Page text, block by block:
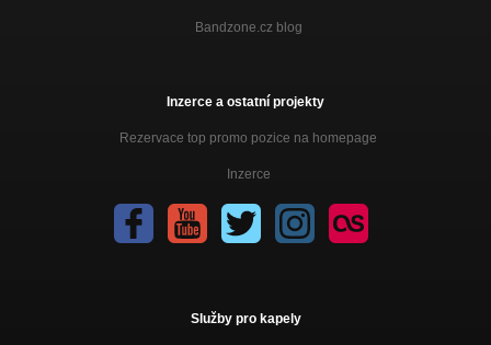
Bandzone.cz blog
Inzerce a ostatní projekty
Rezervace top promo pozice na homepage
Inzerce
Služby pro kapely